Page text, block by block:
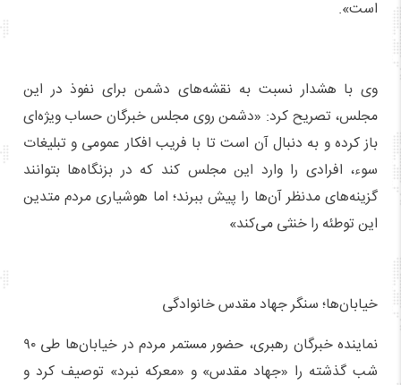
است».
وی با هشدار نسبت به نقشه‌های دشمن برای نفوذ در این
مجلس، تصریح کرد: «دشمن روی مجلس خبرگان حساب ویژه‌ای
باز کرده و به دنبال آن است تا با فریب افکار عمومی و تبلیغات
سوء، افرادی را وارد این مجلس کند که در بزنگاه‌ها بتوانند
گزینه‌های مدنظر آن‌ها را پیش ببرند؛ اما هوشیاری مردم متدین
این توطئه را خنثی می‌کند»
خیابان‌ها؛ سنگر جهاد مقدس خانوادگی
نماینده خبرگان رهبری، حضور مستمر مردم در خیابان‌ها طی ۹۰
شب گذشته را «جهاد مقدس» و «معرکه نبرد» توصیف کرد و